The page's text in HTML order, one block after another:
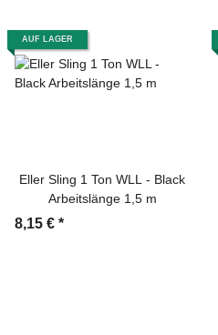
AUF LAGER
Eller Sling 1 Ton WLL - Black
Arbeitslänge 1,5 m
8,15 € *